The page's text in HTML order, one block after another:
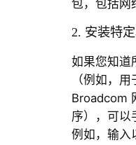
包，包括网
2. 安装特
如果您知道
（例如，用
Broadcom
序），可以
例如，输入